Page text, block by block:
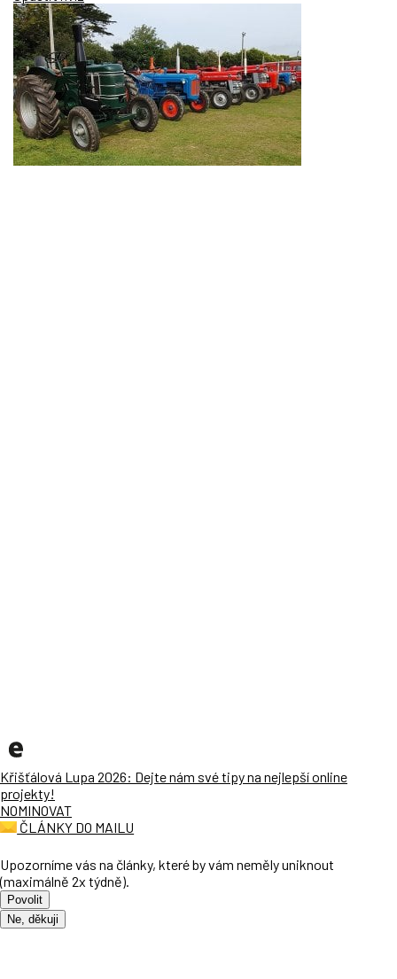
Křišťálová Lupa 2026: Dejte nám své tipy na nejlepší online
projekty!
NOMINOVAT
ČLÁNKY DO MAILU
Upozorníme vás na články, které by vám neměly uniknout
(maximálně 2x týdně).
Povolit
Ne, děkuji